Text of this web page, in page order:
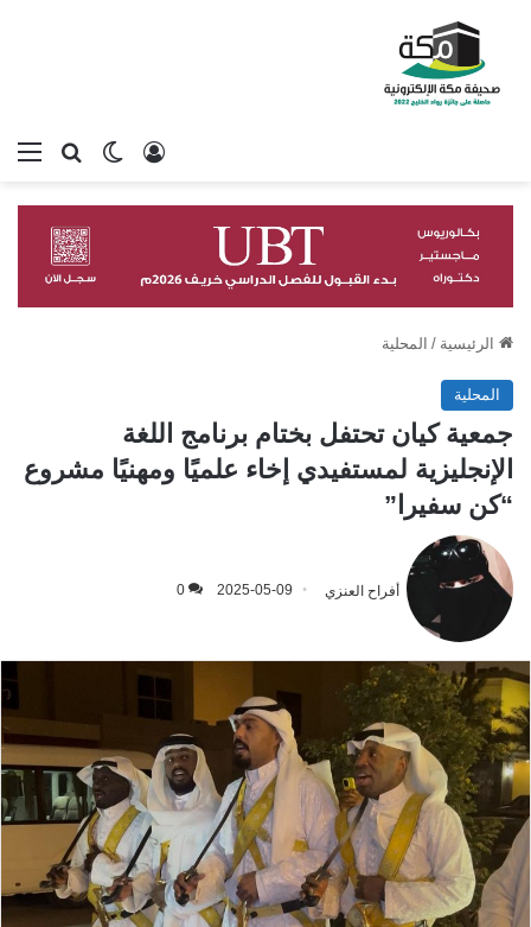
بحثالوضع
تسجيل الدخول
الرئيسية / المحلية
المحلية
جمعية كيان تحتفل بختام برنامج اللغة
الإنجليزية لمستفيدي إخاء علميًا ومهنيًا مشروع
“كن سفيرا”
أفراح العنزي 2025-05-09
0